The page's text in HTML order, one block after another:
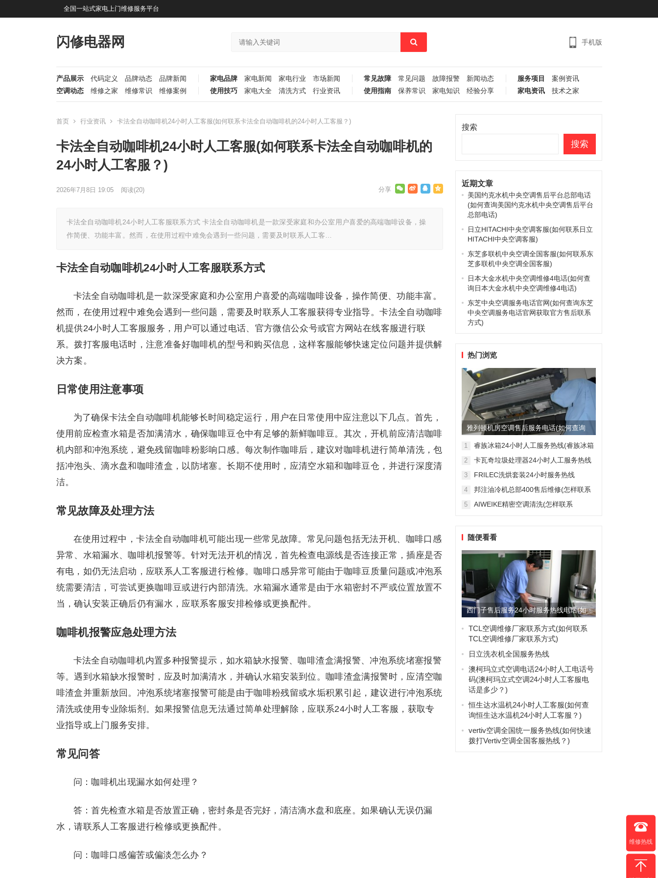
全国一站式家电上门维修服务平台
闪修电器网 手机版
产品展示 代码定义 品牌动态 品牌新闻 家电品牌 家电新闻 家电行业 市场新闻 常见故障 常见问题 故障报警 新闻动态 服务项目
案例资讯
空调动态
维修之家 维修常识 维修案例 使用技巧 家电大全 清洗方式 行业资讯 使用指南 保养常识 家电知识 经验分享 家电资讯 技术之家
首页 行业资讯 卡法全自动咖啡机24小时人工客服(如何联系卡法全自动咖啡机的24小时人工客服？)
卡法全自动咖啡机24小时人工客服(如何联系卡法全自动咖啡机的
24小时人工客服？)
2026年7月8日 19:05 阅读(20)
卡法全自动咖啡机24小时人工客服联系方式 卡法全自动咖啡机是一款深受家庭和办公室用户喜爱的高端咖啡设备，操
作简便、功能丰富。然而，在使用过程中难免会遇到一些问题，需要及时联系人工客…
卡法全自动咖啡机24小时人工客服联系方式
卡法全自动咖啡机是一款深受家庭和办公室用户喜爱的高端咖啡设备，操作简便、功能丰富。
然而，在使用过程中难免会遇到一些问题，需要及时联系人工客服获得专业指导。卡法全自动咖啡
机提供24小时人工客服服务，用户可以通过电话、官方微信公众号或官方网站在线客服进行联
系。拨打客服电话时，注意准备好咖啡机的型号和购买信息，这样客服能够快速定位问题并提供解
决方案。
日常使用注意事项
为了确保卡法全自动咖啡机能够长时间稳定运行，用户在日常使用中应注意以下几点。首先，
使用前应检查水箱是否加满清水，确保咖啡豆仓中有足够的新鲜咖啡豆。其次，开机前应清洁咖啡
机内部和冲泡系统，避免残留咖啡粉影响口感。每次制作咖啡后，建议对咖啡机进行简单清洗，包
括冲泡头、滴水盘和咖啡渣盒，以防堵塞。长期不使用时，应清空水箱和咖啡豆仓，并进行深度清
洁。
常见故障及处理方法
在使用过程中，卡法全自动咖啡机可能出现一些常见故障。常见问题包括无法开机、咖啡口感
异常、水箱漏水、咖啡机报警等。针对无法开机的情况，首先检查电源线是否连接正常，插座是否
有电，如仍无法启动，应联系人工客服进行检修。咖啡口感异常可能由于咖啡豆质量问题或冲泡系
统需要清洁，可尝试更换咖啡豆或进行内部清洗。水箱漏水通常是由于水箱密封不严或位置放置不
当，确认安装正确后仍有漏水，应联系客服安排检修或更换配件。
咖啡机报警应急处理方法
卡法全自动咖啡机内置多种报警提示，如水箱缺水报警、咖啡渣盒满报警、冲泡系统堵塞报警
等。遇到水箱缺水报警时，应及时加满清水，并确认水箱安装到位。咖啡渣盒满报警时，应清空咖
啡渣盒并重新放回。冲泡系统堵塞报警可能是由于咖啡粉残留或水垢积累引起，建议进行冲泡系统
清洗或使用专业除垢剂。如果报警信息无法通过简单处理解除，应联系24小时人工客服，获取专
业指导或上门服务安排。
常见问答
问：咖啡机出现漏水如何处理？
答：首先检查水箱是否放置正确，密封条是否完好，清洁滴水盘和底座。如果确认无误仍漏
水，请联系人工客服进行检修或更换配件。
问：咖啡口感偏苦或偏淡怎么办？
搜索
搜索
近期文章
美国约克水机中央空调售后平台总部电话
(如何查询美国约克水机中央空调售后平台
总部电话)
日立HITACHI中央空调客服(如何联系日立
HITACHI中央空调客服)
东芝多联机中央空调全国客服(如何联系东
芝多联机中央空调全国客服)
日本大金水机中央空调维修4电话(如何查
询日本大金水机中央空调维修4电话)
东芝中央空调服务电话官网(如何查询东芝
中央空调服务电话官网获取官方售后联系
方式)
热门浏览
雅列顿机房空调售后服务电话(如何查询
雅列顿机房空调售后服务电...
1
睿族冰箱24小时人工服务热线(睿族冰箱
2
卡瓦奇垃圾处理器24小时人工服务热线
是多少？)
3
FRILEC洗烘套装24小时服务热线
少？)
4
邦注油冷机总部400售后维修(怎样联系
5
AIWEIKE精密空调清洗(怎样联系
随便看看
西门子售后服务24小时服务热线电话(如
何找到西门子24小时售...
TCL空调维修厂家联系方式(如何联系
TCL空调维修厂家联系方式)
日立洗衣机全国服务热线
澳柯玛立式空调电话24小时人工电话号
码(澳柯玛立式空调24小时人工客服电
话是多少？)
恒生达水温机24小时人工客服(如何查
询恒生达水温机24小时人工客服？)
vertiv空调全国统一服务热线(如何快速
拨打Vertiv空调全国客服热线？)
维修热线